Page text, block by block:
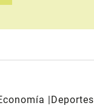
Deportes